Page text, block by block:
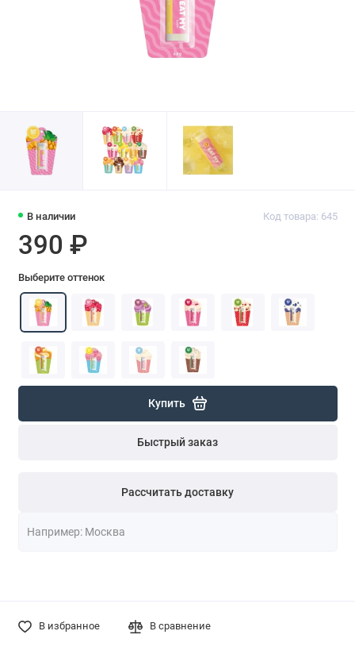
В наличии Код товара: 645
390 ₽
Выберите оттенок
Купить
Быстрый заказ
Рассчитать доставку
В избранное В сравнение